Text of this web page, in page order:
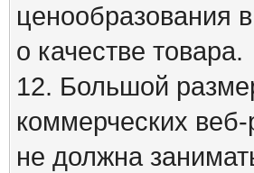
ценообразования
о качестве товара.
12. Большой
коммерческих
не должна